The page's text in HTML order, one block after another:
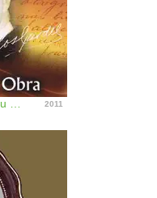
Carlos Gardel Su Vida y Su Obra, Vol. 1 2011